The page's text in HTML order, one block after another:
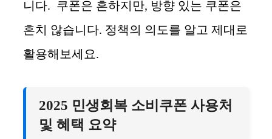
니다. 쿠폰은 흔하지만, 방향 있는 쿠폰은
흔치 않습니다. 정책의 의도를 알고 제대로
활용해보세요.
2025 민생회복 소비쿠폰 사용처
및 혜택 요약